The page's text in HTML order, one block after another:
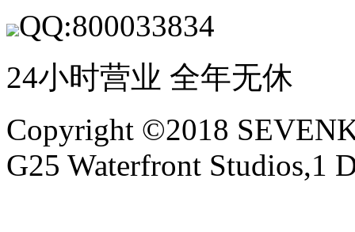
QQ:800033834
24小时营业 全年无休
Copyright ©2018
G25 Waterfront Studios,1